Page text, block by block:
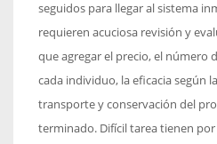
seguidos para llegar al sistema
requieren acuciosa revisión y
que agregar el precio, el número
cada individuo, la eficacia según
transporte y conservación del
terminado. Difícil tarea tienen